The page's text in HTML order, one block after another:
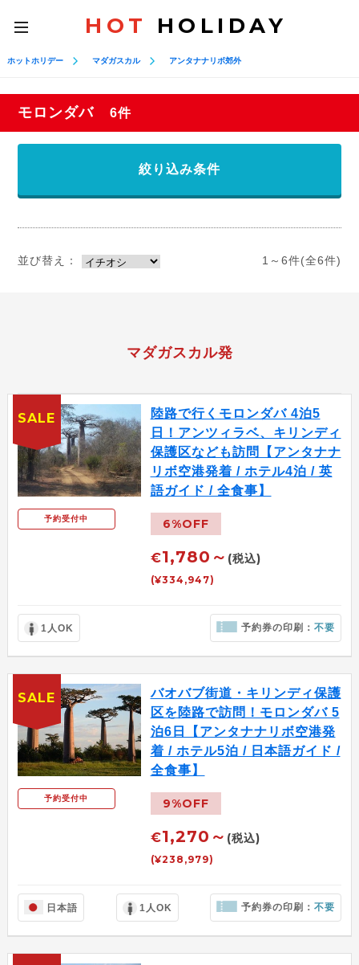
toggle
navigation
HOT HOLIDAY
ホットホリデー マダガスカル アンタナナリボ郊外
モロンダバ 6件
絞り込み条件
並び替え： 1～6件(全6件)
マダガスカル発
予約受付中
陸路で行くモロンダバ 4泊5
日！アンツィラベ、キリンディ
保護区なども訪問【アンタナナ
リボ空港発着 / ホテル4泊 / 英
語ガイド / 全食事】
6%OFF
€1,780～ (税込)
(¥334,947)
1人OK 予約券の印刷：不要
SALE
予約受付中
バオバブ街道・キリンディ保護
区を陸路で訪問！モロンダバ 5
泊6日【アンタナナリボ空港発
着 / ホテル5泊 / 日本語ガイド /
全食事】
9%OFF
€1,270～ (税込)
(¥238,979)
日本語 1人OK 予約券の印刷：不要
SALE